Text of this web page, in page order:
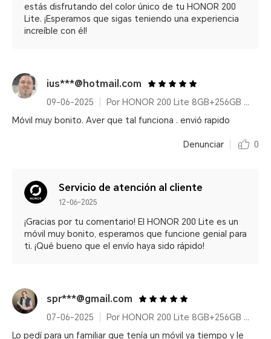
estás disfrutando del color único de tu HONOR 200
Lite. ¡Esperamos que sigas teniendo una experiencia
increíble con él!
ius***@hotmail.com
09-06-2025
Por HONOR 200 Lite 8GB+256GB Cyan Lake
Móvil muy bonito. Aver que tal funciona . envió rapido
Denunciar 0
Servicio de atención al cliente
12-06-2025
¡Gracias por tu comentario! El HONOR 200 Lite es un
móvil muy bonito, esperamos que funcione genial para
ti. ¡Qué bueno que el envío haya sido rápido!
spr***@gmail.com
07-06-2025
Por HONOR 200 Lite 8GB+256GB Midnight Black
Lo pedí para un familiar que tenía un móvil ya tiempo y le